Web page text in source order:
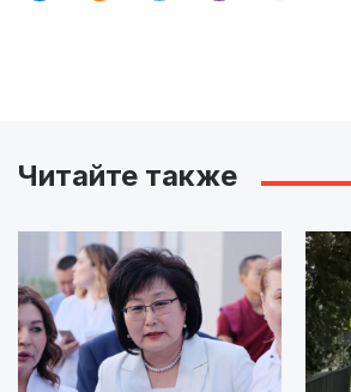
Читайте также